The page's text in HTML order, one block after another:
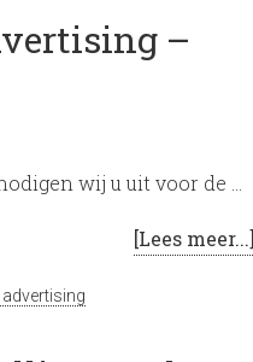
–
wij u uit voor de …
[Lees meer...]